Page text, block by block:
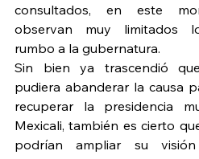
consultados, en este
observan muy limitados
rumbo a la gubernatura.
Sin bien ya trascendió
pudiera abanderar la causa
recuperar la presidencia
Mexicali, también es cierto
podrían ampliar su